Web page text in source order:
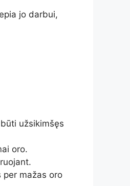
jo darbui,
užsikimšęs
oro.
per mažas oro